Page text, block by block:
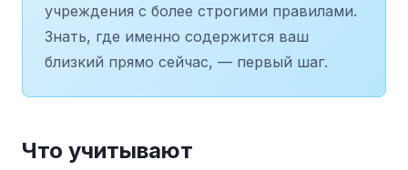
учреждения с более строгими правилами.
Знать, где именно содержится ваш
близкий прямо сейчас, — первый шаг.
Что учитывают